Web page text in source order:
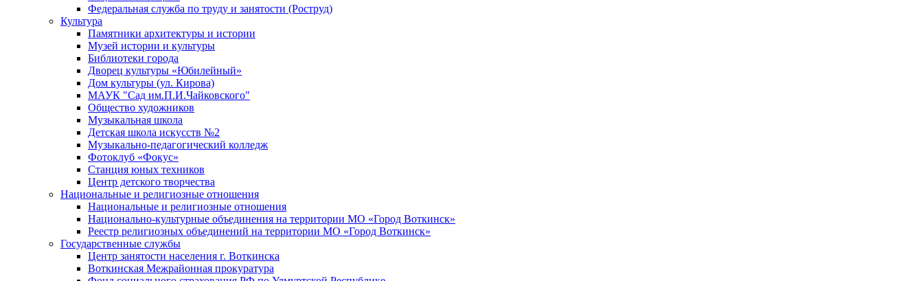
Федеральная служба по труду и занятости (Роструд)
Культура
Памятники архитектуры и истории
Музей истории и культуры
Библиотеки города
Дворец культуры «Юбилейный»
Дом культуры (ул. Кирова)
МАУК "Сад им.П.И.Чайковского"
Общество художников
Музыкальная школа
Детская школа искусств №2
Музыкально-педагогический колледж
Фотоклуб «Фокус»
Станция юных техников
Центр детского творчества
Национальные и религиозные отношения
Национальные и религиозные отношения
Национально-культурные объединения на территории МО «Город Воткинск»
Реестр религиозных объединений на территории МО «Город Воткинск»
Государственные службы
Центр занятости населения г. Воткинска
Воткинская Межрайонная прокуратура